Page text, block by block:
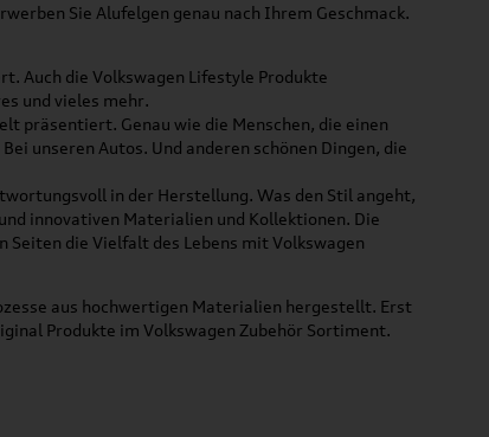
Sie Alufelgen genau nach Ihrem Geschmack.
Auch die Volkswagen Lifestyle Produkte
und vieles mehr.
präsentiert. Genau wie die Menschen, die einen
unseren Autos. Und anderen schönen Dingen, die
in der Herstellung. Was den Stil angeht,
innovativen Materialien und Kollektionen. Die
Seiten die Vielfalt des Lebens mit Volkswagen
aus hochwertigen Materialien hergestellt. Erst
Produkte im Volkswagen Zubehör Sortiment.